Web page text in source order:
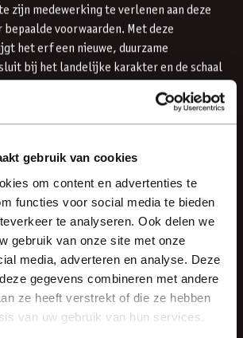
gebruik van cookies
om content en advertenties te
functies voor social media te bieden
te analyseren. Ook delen we
gebruik van onze site met onze
media, adverteren en analyse. Deze
gegevens combineren met andere
ze heeft verstrekt of die ze hebben
van uw gebruik van hun services.
zijn medewerking te verlenen aan deze
voorwaarden. Met deze
het erf een nieuwe, duurzame
bij het landelijke karakter en de schaal